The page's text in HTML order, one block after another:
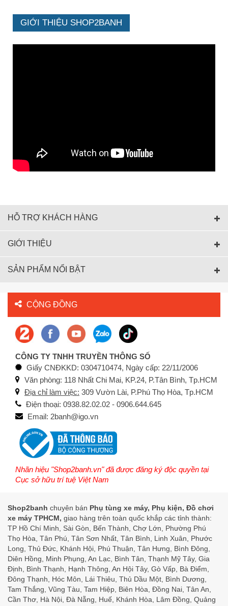
GIỚI THIỆU SHOP2BANH
HỖ TRỢ KHÁCH HÀNG
GIỚI THIỆU
SẢN PHẨM NỔI BẬT
CỘNG ĐỒNG
CÔNG TY TNHH TRUYỀN THÔNG SỐ
Giấy CNĐKKD: 0304710474, Ngày cấp: 22/11/2006
Văn phòng: 118 Nhất Chi Mai, KP.24, P.Tân Bình, Tp.HCM
Địa chỉ làm việc: 309 Vườn Lài, P.Phú Thọ Hòa, Tp.HCM
Điện thoại: 0938.82.02.02 - 0906.644.645
Email: 2banh@igo.vn
Nhãn hiệu "Shop2banh.vn" đã được đăng ký độc quyền tại
Cục sở hữu trí tuệ Việt Nam
Shop2banh chuyên bán Phụ tùng xe máy, Phụ kiện, Đồ chơi
xe máy TPHCM, giao hàng trên toàn quốc khắp các tỉnh thành:
TP Hồ Chí Minh, Sài Gòn, Bến Thành, Chợ Lớn, Phường Phú
Thọ Hòa, Tân Phú, Tân Sơn Nhất, Tân Bình, Linh Xuân, Phước
Long, Thủ Đức, Khánh Hội, Phú Thuận, Tân Hưng, Bình Đông,
Diên Hồng, Minh Phụng, An Lạc, Bình Tân, Thạnh Mỹ Tây, Gia
Định, Bình Thạnh, Hạnh Thông, An Hội Tây, Gò Vấp, Bà Điểm,
Đông Thạnh, Hóc Môn, Lái Thiêu, Thủ Dầu Một, Bình Dương,
Tam Thắng, Vũng Tàu, Tam Hiệp, Biên Hòa, Đồng Nai, Tân An,
Cần Thơ, Hà Nội, Đà Nẵng, Huế, Khánh Hòa, Lâm Đồng, Quảng